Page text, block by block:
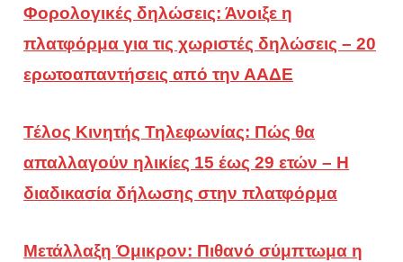
Φορολογικές δηλώσεις: Άνοιξε η
πλατφόρμα για τις χωριστές δηλώσεις – 20
ερωτοαπαντήσεις από την ΑΑΔΕ
Τέλος Κινητής Τηλεφωνίας: Πώς θα
απαλλαγούν ηλικίες 15 έως 29 ετών – Η
διαδικασία δήλωσης στην πλατφόρμα
Μετάλλαξη Όμικρον: Πιθανό σύμπτωμα η